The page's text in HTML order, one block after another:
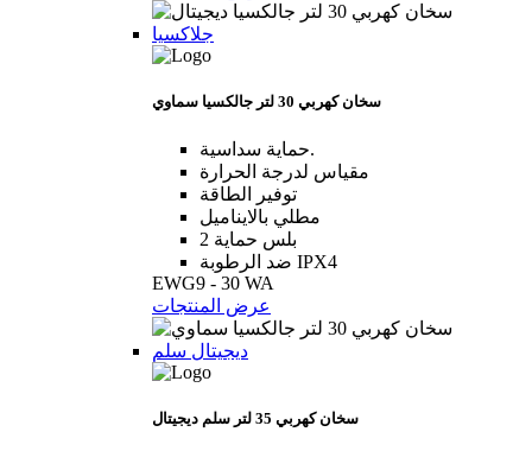
جلاكسيا
سخان كهربي 30 لتر جالكسيا سماوي
حماية سداسية.
مقياس لدرجة الحرارة
توفير الطاقة
مطلي بالايناميل
2 بلس حماية
ضد الرطوبة IPX4
EWG9 - 30 WA
عرض المنتجات
ديجيتال سلم
سخان كهربي 35 لتر سلم ديجيتال